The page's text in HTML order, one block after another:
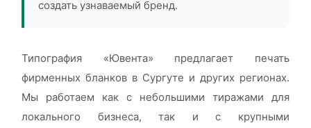
создать узнаваемый бренд.
Типография «Ювента» предлагает печать
фирменных бланков в Сургуте и других регионах.
Мы работаем как с небольшими тиражами для
локального бизнеса, так и с крупными